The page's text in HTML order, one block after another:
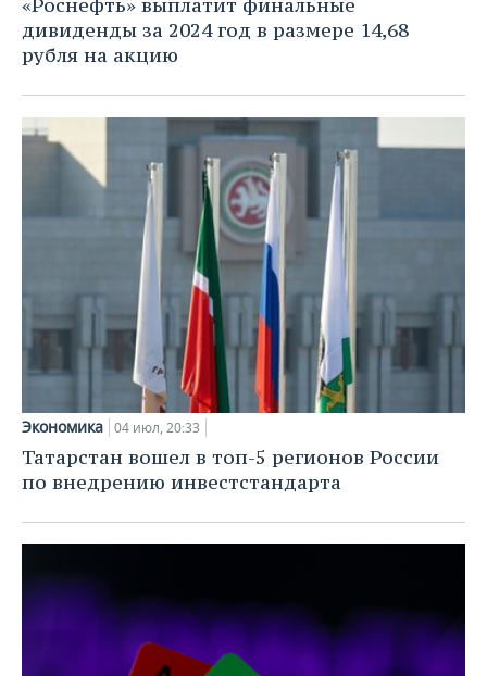
дивиденды за 2024 год в размере 14,68
рубля на акцию
Экономика 04 июл, 20:33
Татарстан вошел в топ-5 регионов России
по внедрению инвестстандарта